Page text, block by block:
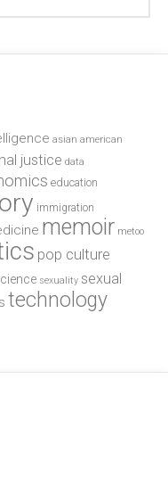
asian american
justice data
education
immigration
memoir metoo
pop culture
sexuality sexual
technology